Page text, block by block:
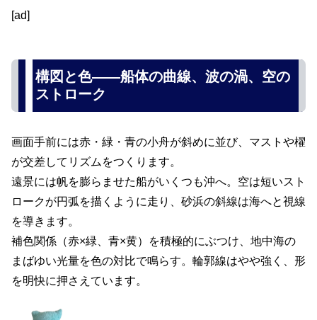
[ad]
構図と色――船体の曲線、波の渦、空の
ストローク
画面手前には赤・緑・青の小舟が斜めに並び、マストや櫂
が交差してリズムをつくります。
遠景には帆を膨らませた船がいくつも沖へ。空は短いスト
ロークが円弧を描くように走り、砂浜の斜線は海へと視線
を導きます。
補色関係（赤×緑、青×黄）を積極的にぶつけ、地中海の
まばゆい光量を色の対比で鳴らす。輪郭線はやや強く、形
を明快に押さえています。